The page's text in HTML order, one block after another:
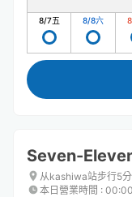
8/7五 8/8六
Seven-
从kashiwa站步行5分
本日營業時間 :